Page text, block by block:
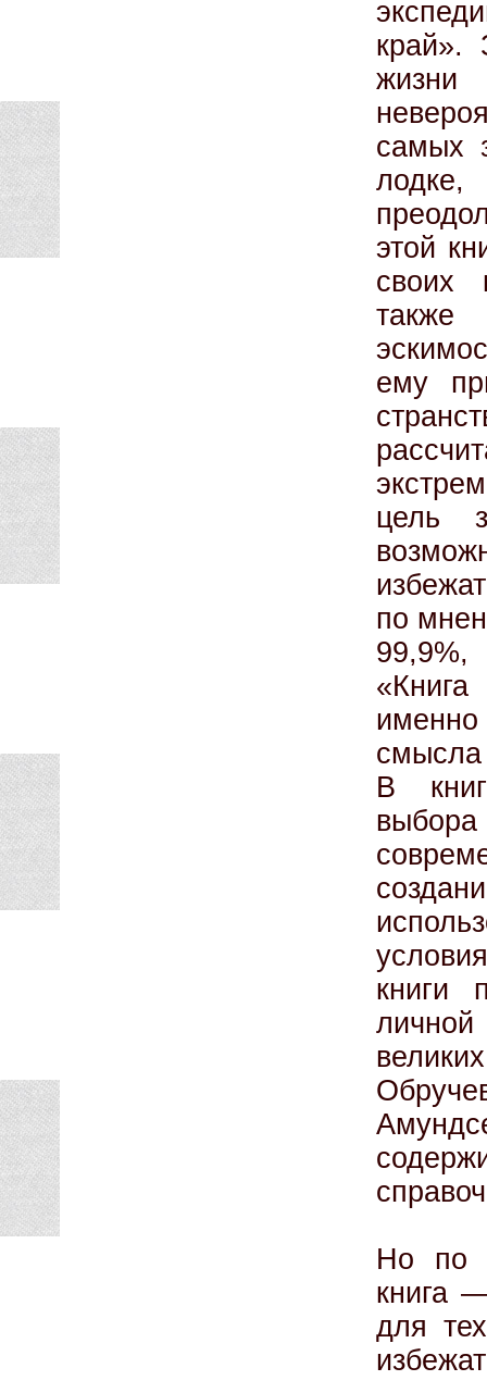
край».
жизни
самых
этой
своих
также
ему
цель
по
99,9%,
смысла
В
выбора
книги
личной
Но по
книга
для